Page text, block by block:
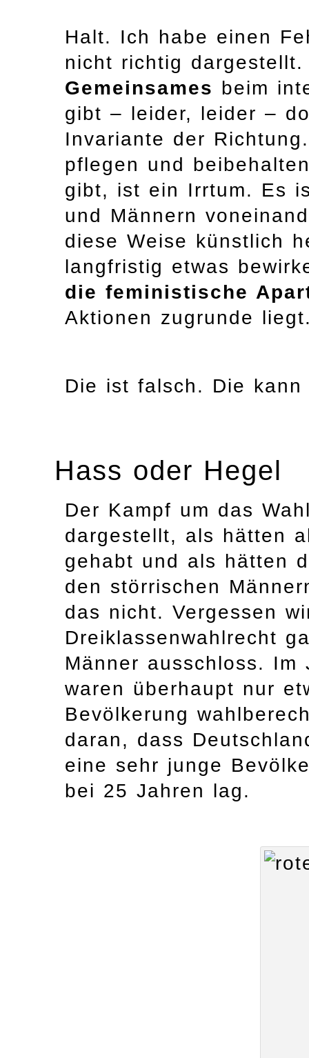
Halt. Ich habe einen
nicht richtig
Gemeinsames beim
gibt – leider, leider –
Invariante der
pflegen und
gibt, ist ein Irrtum. Es
und Männern
diese Weise künstlich
langfristig etwas
die feministische
Aktionen zugrunde
Die ist falsch. Die kann
Hass oder Hegel
Der Kampf um das
dargestellt, als hätten
gehabt und als hätten
den störrischen
das nicht. Vergessen
Dreiklassenwahlrecht
Männer ausschloss.
waren überhaupt nur
Bevölkerung
daran, dass
eine sehr junge
bei 25 Jahren lag.